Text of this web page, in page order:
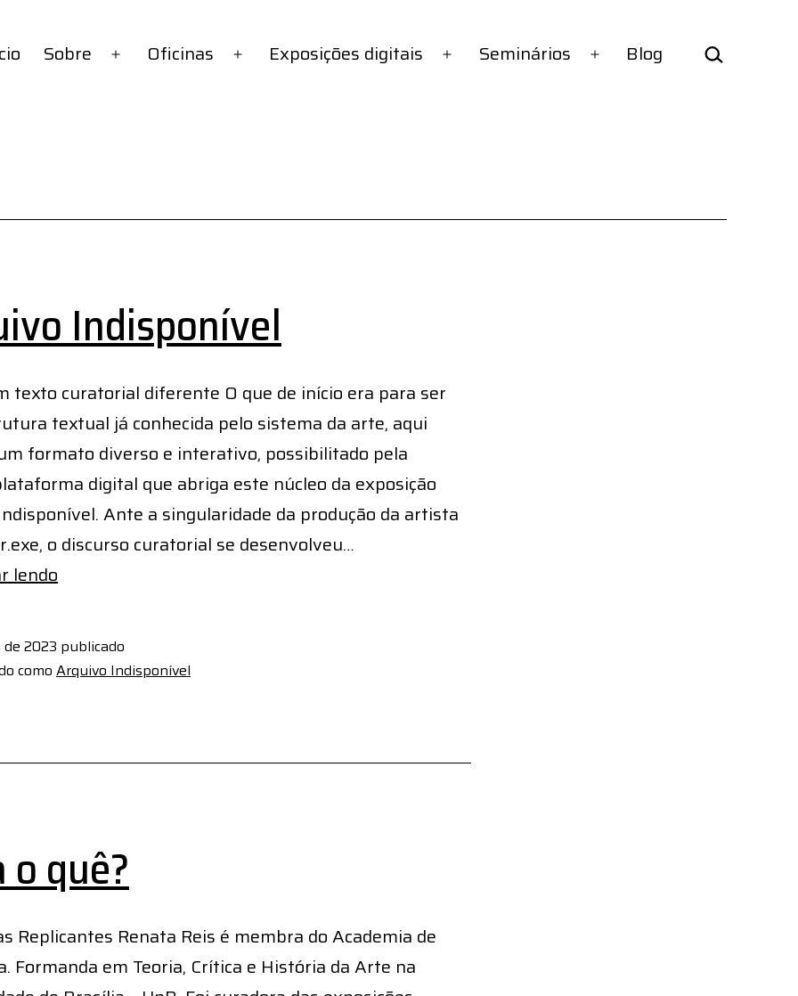
Sobre
AbrirOficinas
AbrirExposições digitais
AbrirSeminários
AbrirBlog Pesquisar…
Indisponível
texto curatorial diferente O que de início era para ser
textual já conhecida pelo sistema da arte, aqui
formato diverso e interativo, possibilitado pela
digital que abriga este núcleo da exposição
Ante a singularidade da produção da artista
o discurso curatorial se desenvolveu…
lendo
2023 publicado
como Arquivo Indisponível
o quê?
Replicantes Renata Reis é membra do Academia de
Formanda em Teoria, Crítica e História da Arte na